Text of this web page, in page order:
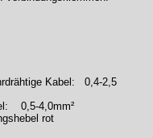
Kabel: 0,4-2,5
0,5-4,0mm²
rot